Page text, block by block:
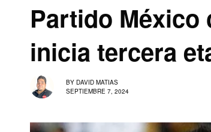
Partido México
inicia tercera
BY DAVID MATIAS
SEPTIEMBRE 7, 2024